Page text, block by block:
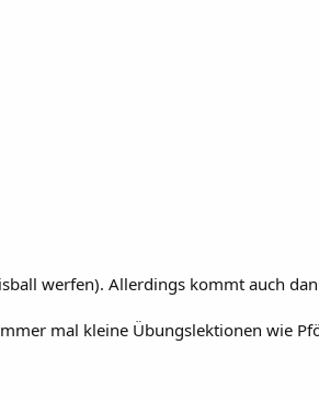
werfen). Allerdings kommt auch
mal kleine Übungslektionen wie